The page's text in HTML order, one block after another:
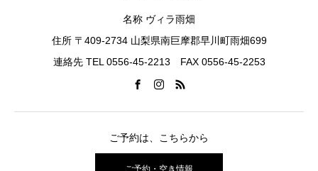
名称 ヴィラ雨畑
住所 〒409-2734 山梨県南巨摩郡早川町雨畑699
連絡先 TEL 0556-45-2213 FAX 0556-45-2253
ご予約は、こちらから
ご予約・空き情報